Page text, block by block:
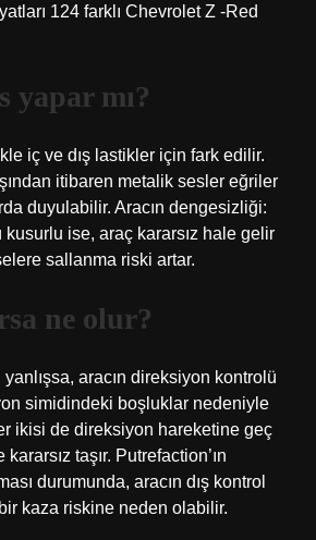
124 farklı Chevrolet Z -Red
yapar mı?
iç ve dış lastikler için fark edilir.
itibaren metalik sesler eğriler
duyulabilir. Aracın dengesizliği:
ise, araç kararsız hale gelir
sallanma riski artar.
ne olur?
yanlışsa, aracın direksiyon kontrolü
simidindeki boşluklar nedeniyle
ikisi de direksiyon hareketine geç
taşır. Putrefaction’ın
durumunda, aracın dış kontrol
kaza riskine neden olabilir.